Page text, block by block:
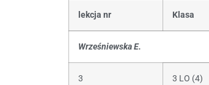
lekcja nr Klasa
Wrześniewska E.
3 3 LO (4)